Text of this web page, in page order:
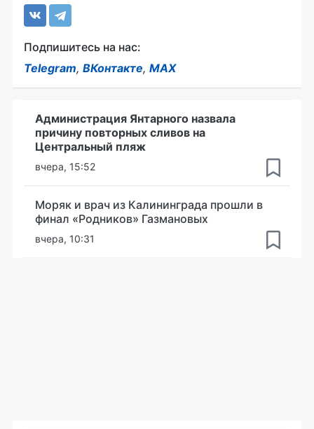
Подпишитесь на нас:
Telegram, ВКонтакте, MAX
Администрация Янтарного назвала
причину повторных сливов на
Центральный пляж
вчера, 15:52
Моряк и врач из Калининграда прошли в
финал «Родников» Газмановых
вчера, 10:31